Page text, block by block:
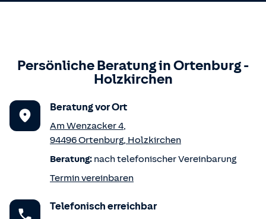
Persönliche Beratung inOrtenburg-
Holzkirchen
Beratung vor Ort
Am Wenzacker 4,
94496Ortenburg, Holzkirchen
Beratung: nach telefonischer Vereinbarung
Termin vereinbaren
Telefonisch erreichbar